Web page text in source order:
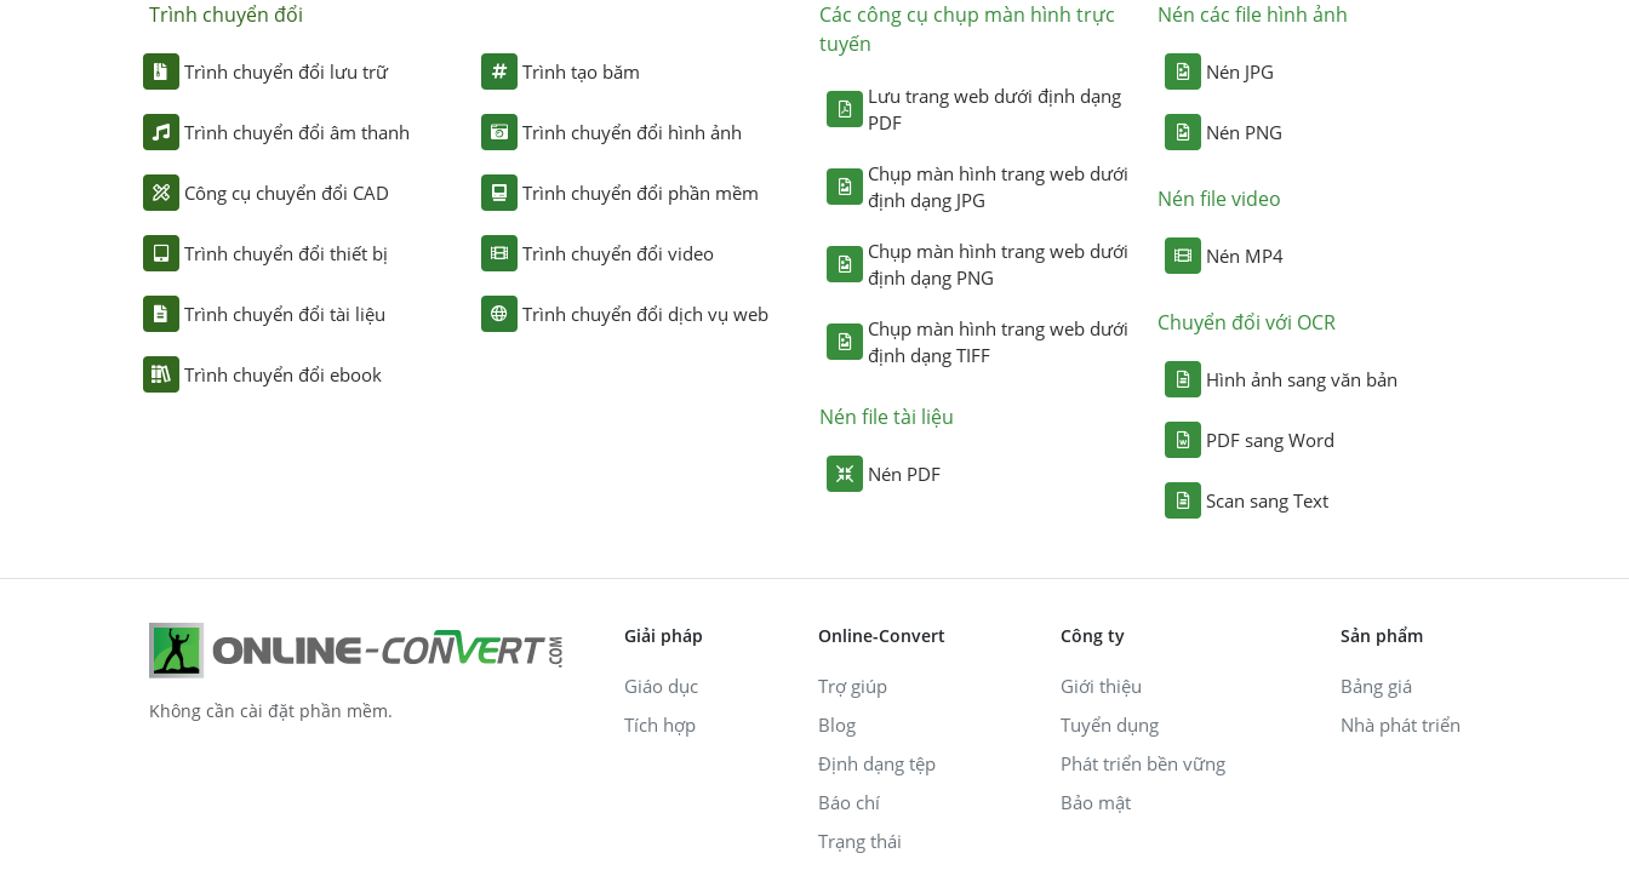
Trình chuyển đổi
Trình chuyển đổi lưu trữ
Trình chuyển đổi âm thanh
Công cụ chuyển đổi CAD
Trình chuyển đổi thiết bị
Trình chuyển đổi tài liệu
Trình chuyển đổi ebook
Trình tạo băm
Trình chuyển đổi hình ảnh
Trình chuyển đổi phần mềm
Trình chuyển đổi video
Trình chuyển đổi dịch vụ web
Các công cụ chụp màn hình trực
tuyến
Lưu trang web dưới định dạng
PDF
Chụp màn hình trang web dưới
định dạng JPG
Chụp màn hình trang web dưới
định dạng PNG
Chụp màn hình trang web dưới
định dạng TIFF
Nén file tài liệu
Nén PDF
Nén các file hình ảnh
Nén JPG
Nén PNG
Nén file video
Nén MP4
Chuyển đổi với OCR
Hình ảnh sang văn bản
PDF sang Word
Scan sang Text
Không cần cài đặt phần mềm.
Giải pháp
Giáo dục
Tích hợp
Online-Convert
Trợ giúp
Blog
Định dạng tệp
Báo chí
Trạng thái
Công ty
Giới thiệu
Tuyển dụng
Phát triển bền vững
Bảo mật
Sản phẩm
Bảng giá
Nhà phát triển